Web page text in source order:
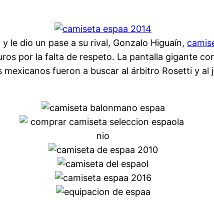
le dio un pase a su rival, Gonzalo Higuaín,
por la falta de respeto. La pantalla gigante
mexicanos fueron a buscar al árbitro Rosetti y